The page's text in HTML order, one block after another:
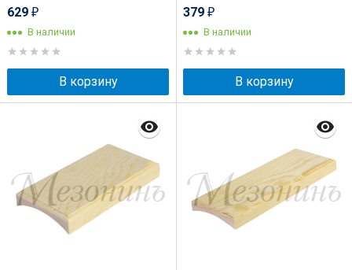
629 ₽
В наличии
В корзину
379 ₽
В наличии
В корзину